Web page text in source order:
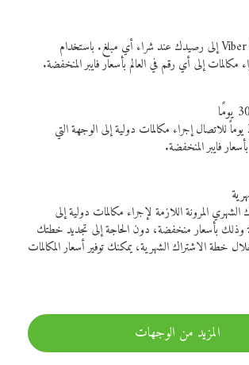
تتم إضافة رصيد Viber Out إلى رصيدك عند شراء أي مبلغ. باستخدام
إلى أي رقم في العالم بأسعار فايبر المنخفضة.
تتيح لك خطة الـ 30 يوماً للاتصال إجراء مكالمات دولية إلى الوجهة التي
المرونة اللازمة لإجراء مكالمات دولية إلى
وذلك بأسعار منخفضة، دون الحاجة إلى تجديد خطتك
الاشتراك الشهرية، يمكنك توفير أسعار المكالمات
المزيد من الوجهات